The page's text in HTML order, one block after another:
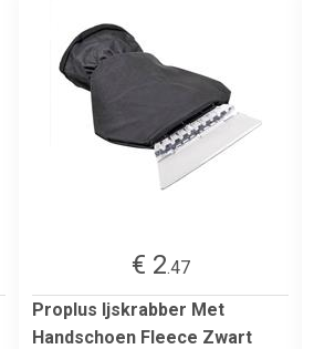
€ 2.47
Proplus Ijskrabber Met
Handschoen Fleece Zwart